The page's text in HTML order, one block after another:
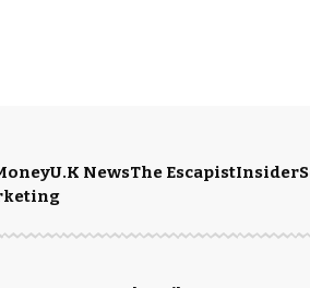
U.K NewsThe EscapistInsider